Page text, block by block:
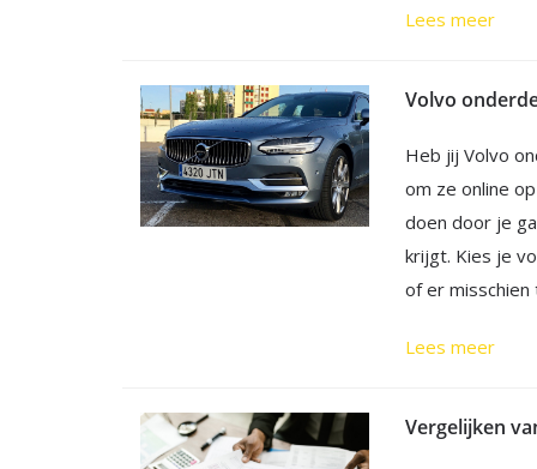
Lees meer
Heb jij Volvo
om ze online
doen door je
krijgt. Kies je
of er
Lees meer